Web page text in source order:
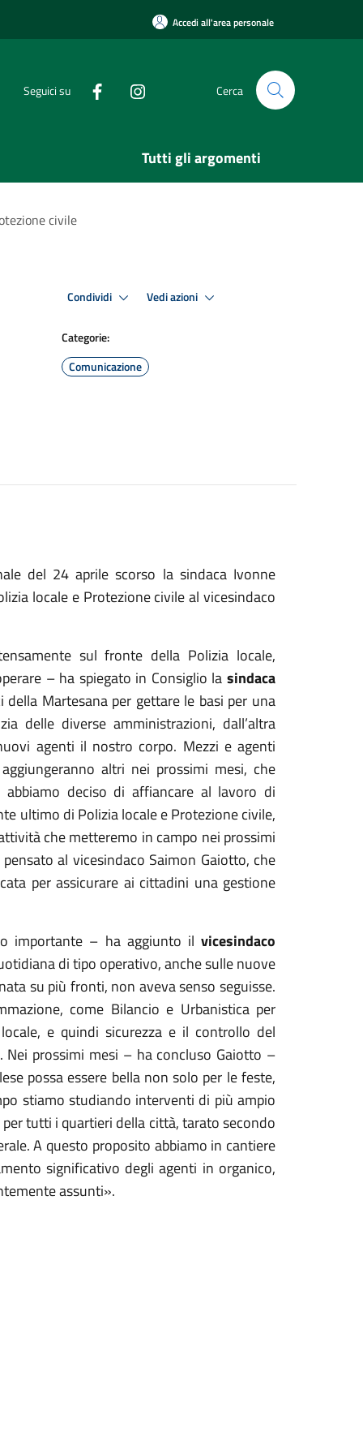
Accedi all'area personale
Seguici su Cerca
Tutti gli argomenti
civile
Condividi Vedi azioni
Categorie:
Comunicazione
del 24 aprile scorso la sindaca Ivonne
locale e Protezione civile al vicesindaco
sul fronte della Polizia locale,
– ha spiegato in Consiglio la sindaca
Martesana per gettare le basi per una
delle diverse amministrazioni, dall’altra
agenti il nostro corpo. Mezzi e agenti
altri nei prossimi mesi, che
abbiamo deciso di affiancare al lavoro di
ultimo di Polizia locale e Protezione civile,
che metteremo in campo nei prossimi
al vicesindaco Saimon Gaiotto, che
per assicurare ai cittadini una gestione
importante – ha aggiunto il vicesindaco
di tipo operativo, anche sulle nuove
su più fronti, non aveva senso seguisse.
come Bilancio e Urbanistica per
e quindi sicurezza e il controllo del
prossimi mesi – ha concluso Gaiotto –
possa essere bella non solo per le feste,
stiamo studiando interventi di più ampio
tutti i quartieri della città, tarato secondo
A questo proposito abbiamo in cantiere
significativo degli agenti in organico,
assunti».